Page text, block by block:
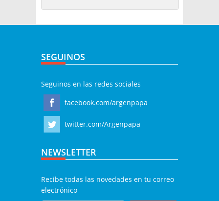
SEGUINOS
Seguinos en las redes sociales
facebook.com/argenpapa
twitter.com/Argenpapa
NEWSLETTER
Recibe todas las novedades en tu correo
electrónico